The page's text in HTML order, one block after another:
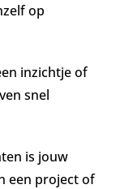
op
inzichtje of
snel
is jouw
een project of